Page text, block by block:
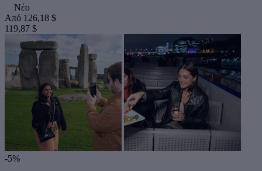
Νέο
Από 126,18 $
119,87 $
-5%